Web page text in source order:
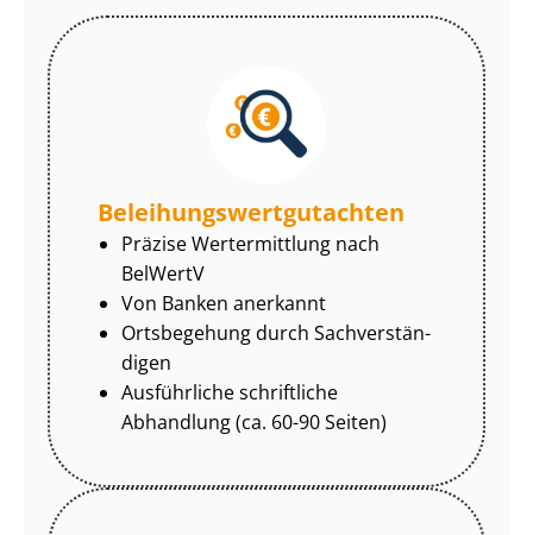
Be­lei­hungs­wert­gut­ach­ten
Präzise Wertermittlung nach
BelWertV
Von Banken anerkannt
Ortsbegehung durch Sach­ver­stän­
di­gen
Ausführliche schriftliche
Abhandlung (ca. 60-90 Seiten)